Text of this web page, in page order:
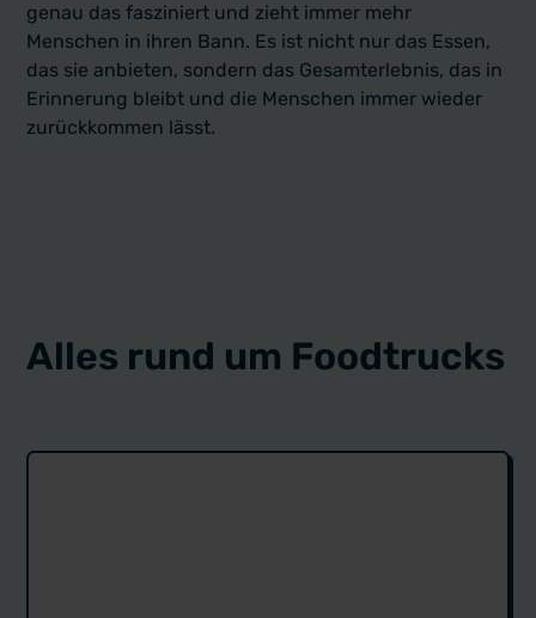
genau das fasziniert und zieht immer mehr
Menschen in ihren Bann. Es ist nicht nur das Essen,
das sie anbieten, sondern das Gesamterlebnis, das in
Erinnerung bleibt und die Menschen immer wieder
zurückkommen lässt.
Alles rund um Foodtrucks